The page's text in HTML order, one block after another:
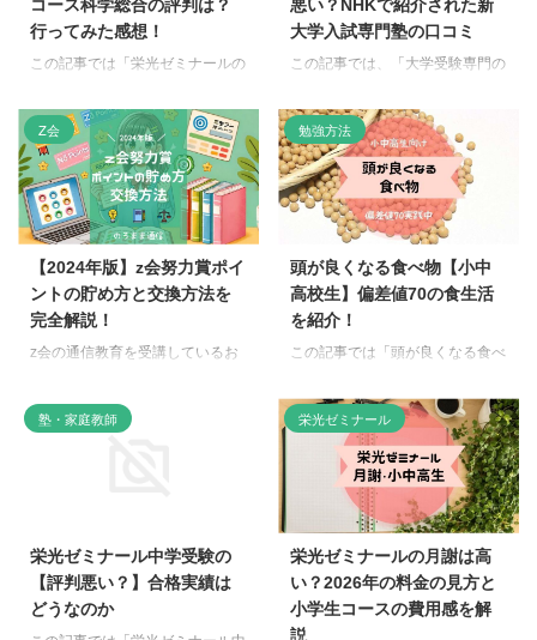
コース科学総合の評判は？
行ってみた感想！
この記事では「栄光ゼミナールの
めています。 っという疑問に答
えます。 我が家では、3つあるコ
ースの中で科学総合というものを
受講しました。 今回のテーマは
『回転の科学』に行ってきたの
で、気になる評判についてお伝え
できればと思います。 栄光ゼミ
ナールのサイエンス科学総合の内
容は？ 回転の科学と題して、ジ
ャイロ効果と慣性の法則について
実験してきました。 回転してい
よ！というジャイロ効果につい
悪い？NHKで紹介された新
大学入試専門塾の口コミ
この記事では、「大学受験専門の
います。 という疑問に答えま
す。 映像×対話式トレーニングで
コミュニケーションを取り入れ
た、新しいシステムが特徴の大学
受験専門の個別指導塾がディアロ
です！ 大切な我が子を預けるか
らには、しっかりみてもらえると
ころがいいですよね。 そこで、
娘の同級生が多く受講している
「大学受験 ディアロ」を徹底調
査。これから受講しようか迷って
す。 この記事のポイント ディア
ロは映像授業と対話式トレーニン
グを組み合わせた独自の学習スタ
Z会
【2024年版】z会努力賞ポイ
ントの貯め方と交換方法を
完全解説！
z会の通信教育を受講しているお
ね。 コツコツ課題に取り組んで
会努力賞ポイントの基本的な仕組
みから、ポイントの貯め方、交換
できる景品の一覧、さらには注意
点まで詳しく解説します。 お子
勉強方法
頭が良くなる食べ物【小中
高校生】偏差値70の食生活
を紹介！
この記事では「頭が良くなる食べ
くなる！期待ができる食べ物につ
いてまとめています。 という気
持ちってありますよね！ そこで
勉強のほかに食事のサポートをす
れば、我が子の成績が上がるので
はないかと思い、実践したことな
どをお伝えします。 頭が良くな
る食べ物ってどんなもの？ 食べ
るだけで、頭が良くなる食べ物は
ありません！ 何もしないで、パ
塾・家庭教師
栄光ゼミナール中学受験の
【評判悪い？】合格実績は
どうなのか
栄光ゼミナール
栄光ゼミナールの月謝は高
い？2026年の料金の見方と
小学生コースの費用感を解
説